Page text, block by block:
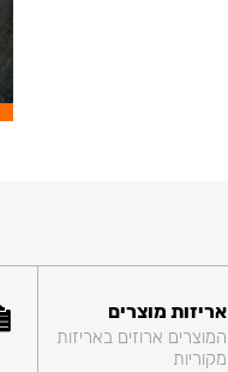
אריזות מוצרים
המוצרים ארוזים באריזות
מקוריות